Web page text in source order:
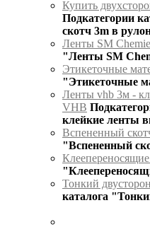
Купить
Подкатегории
скотч 3m в
Ленты SM Chemie
"Ленты SM
Этикеточные
"Этикеточные
Ленты vhb 3м -
VHB
клейкие ленты
Вспененный
"Вспененный
Тонкий
каталога